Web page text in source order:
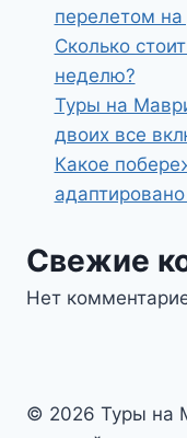
перелетом
Сколько
неделю?
Туры на
двоих все
Какое
Свежие
Нет
© 2026 Туры на